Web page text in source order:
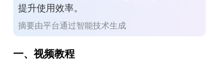
提升使用效率。
摘要由平台通过智能技术生成
一、视频教程